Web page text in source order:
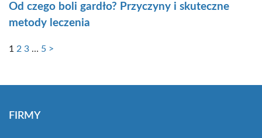
Od czego boli gardło? Przyczyny i skuteczne
metody leczenia
1 2 3 … 5 >
FIRMY